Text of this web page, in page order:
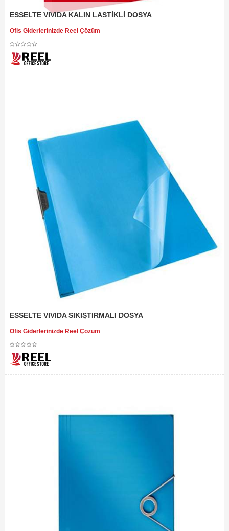
ESSELTE VIVIDA KALIN LASTİKLİ DOSYA
Ofis Giderlerinizde Reel Çözüm
ESSELTE VIVIDA SIKIŞTIRMALI DOSYA
Ofis Giderlerinizde Reel Çözüm